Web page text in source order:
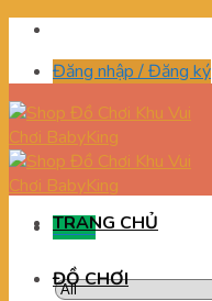
Skip
contentĐăng nhập / Đăng ký
Menu
TRANG CHỦ
ĐỒ CHƠI